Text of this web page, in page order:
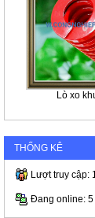
Lò xo
THỐNG KÊ
Lượt truy cập:
Đang online: 5